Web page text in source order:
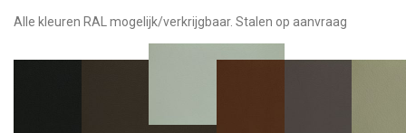
Alle kleuren RAL mogelijk/verkrijgbaar. Stalen op aanvraag